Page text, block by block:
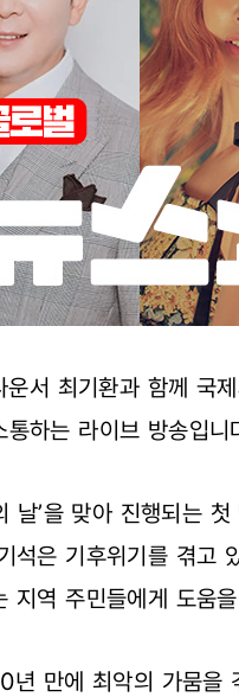
운서 최기환과 함께 국
하는 라이브 방송입니
날’을 맞아 진행되는
석은 기후위기를 겪고
지역 주민들에게 도움
만에 최악의 가뭄을